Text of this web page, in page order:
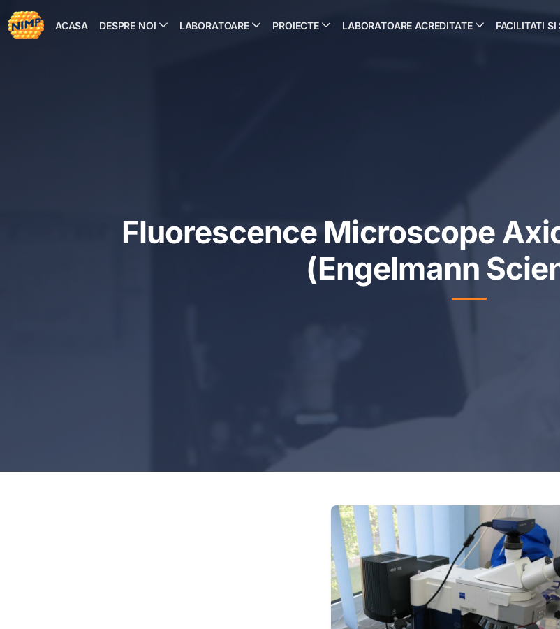
Sari
conținut
ACASA DESPRE NOI LABORATOARE PROIECTE LABORATOARE ACREDITATE FACILITATI SI
Fluorescence Microscope
(Engelmann